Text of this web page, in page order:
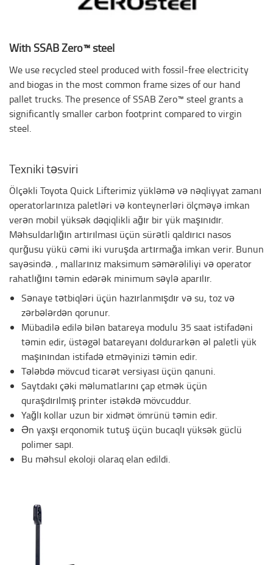
With SSAB Zero™ steel
We use recycled steel produced with fossil-free electricity
and biogas in the most common frame sizes of our hand
pallet trucks. The presence of SSAB Zero™ steel grants a
significantly smaller carbon footprint compared to virgin
steel.
Texniki təsviri
Ölçəkli Toyota Quick Lifterimiz yükləmə və nəqliyyat zamanı
operatorlarınıza paletləri və konteynerləri ölçməyə imkan
verən mobil yüksək dəqiqlikli ağır bir yük maşınıdır.
Məhsuldarlığın artırılması üçün sürətli qaldırıcı nasos
qurğusu yükü cəmi iki vuruşda artırmağa imkan verir. Bunun
sayəsində. , mallarınız maksimum səmərəliliyi və operator
rahatlığını təmin edərək minimum səylə aparılır.
Sənaye tətbiqləri üçün hazırlanmışdır və su, toz və
zərbələrdən qorunur.
Mübadilə edilə bilən batareya modulu 35 saat istifadəni
təmin edir, üstəgəl batareyanı doldurarkən əl paletli yük
maşınından istifadə etməyinizi təmin edir.
Tələbdə mövcud ticarət versiyası üçün qanuni.
Saytdakı çəki məlumatlarını çap etmək üçün
quraşdırılmış printer istəkdə mövcuddur.
Yağlı kollar uzun bir xidmət ömrünü təmin edir.
Ən yaxşı erqonomik tutuş üçün bucaqlı yüksək güclü
polimer sapı.
Bu məhsul ekoloji olaraq elan edildi.